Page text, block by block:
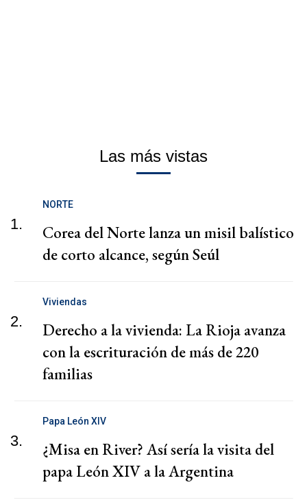
Las más vistas
1.
NORTE
Corea del Norte lanza un misil balístico
de corto alcance, según Seúl
2.
Viviendas
Derecho a la vivienda: La Rioja avanza
con la escrituración de más de 220
familias
3.
Papa León XIV
¿Misa en River? Así sería la visita del
papa León XIV a la Argentina